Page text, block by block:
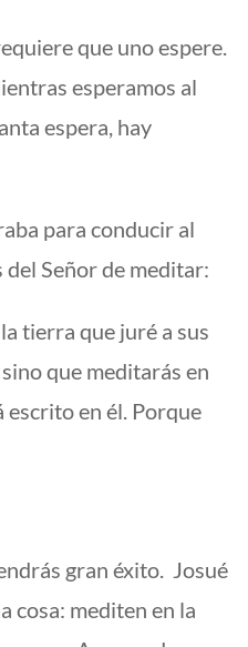
que uno espere.
esperamos al
espera, hay
para conducir al
Señor de meditar:
tierra que juré a sus
que meditarás en
escrito en él. Porque
gran éxito. Josué
cosa: mediten en la